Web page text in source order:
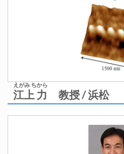
江上 力
えがみ ちから
教授 / 浜松